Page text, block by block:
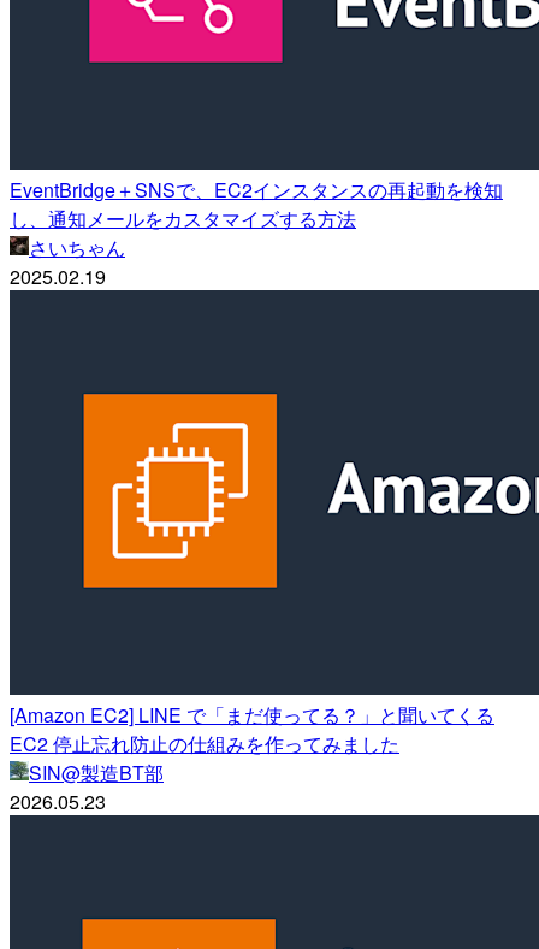
EventBridge＋SNSで、EC2インスタンスの再起動を検知
し、通知メールをカスタマイズする方法
さいちゃん
2025.02.19
[Amazon EC2] LINE で「まだ使ってる？」と聞いてくる
EC2 停止忘れ防止の仕組みを作ってみました
SIN@製造BT部
2026.05.23